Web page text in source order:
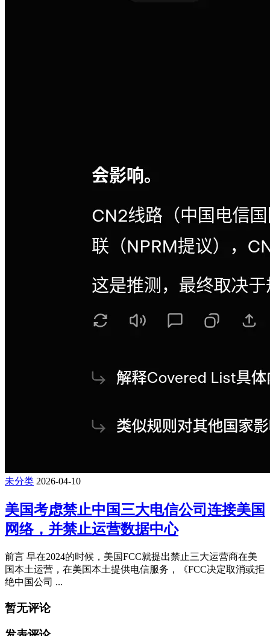
未分类 2026-04-10
美国考虑禁止中国三大电信公司连接美国
网络，并禁止运营数据中心
前言 早在2024的时候，美国FCC就提出禁止三大运营商在美
国本土运营，在美国本土提供电信服务，《FCC决定取消或拒
绝中国公司 ...
暂无评论